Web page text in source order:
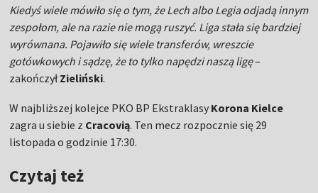
Kiedyś wiele mówiło się o tym, że Lech albo Legia odjadą innym
zespołom, ale na razie nie mogą ruszyć. Liga stała się bardziej
wyrównana. Pojawiło się wiele transferów, wreszcie
gotówkowych i sądzę, że to tylko napędzi naszą ligę–
zakończyłZieliński.
W najbliższej kolejce PKO BP Ekstraklasy Korona Kielce
zagra u siebie z Cracovią. Ten mecz rozpocznie się 29
listopada o godzinie 17:30.
Czytaj też